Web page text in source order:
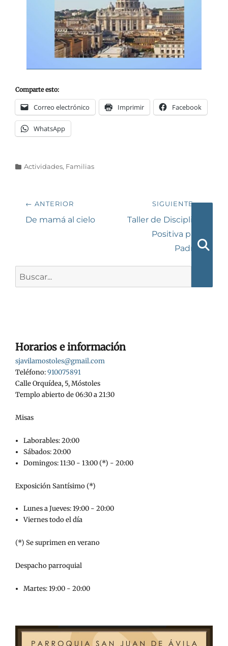
Comparte esto:
Correo electrónico Imprimir Facebook
WhatsApp
Categorías
Actividades, Familias
Navegación
de
← ANTERIOR
Entrada
De mamá al cielo
SIGUIENTE →
Siguiente
entrada:
Taller de Disciplina
Positiva para
Padres
Horarios e información
sjavilamostoles@gmail.com
Teléfono:910075891
Calle Orquídea, 5, Móstoles
Templo abierto de 06:30 a 21:30
Misas
Laborables: 20:00
Sábados: 20:00
Domingos: 11:30 - 13:00 (*) - 20:00
Exposición Santísimo (*)
Lunes a Jueves: 19:00 - 20:00
Viernes todo el día
(*) Se suprimen en verano
Despacho parroquial
Martes: 19:00 - 20:00